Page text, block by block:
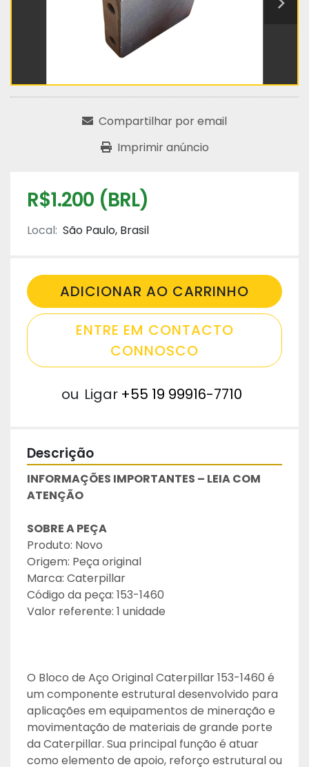
Compartilhar por email
Imprimir anúncio
R$1.200 (BRL)
Local: São Paulo, Brasil
ADICIONAR AO CARRINHO
ENTRE EM CONTACTO
CONNOSCO
ou Ligar +55 19 99916-7710
Descrição
INFORMAÇÕES IMPORTANTES – LEIA COM
ATENÇÃO
SOBRE A PEÇA
Produto: Novo
Origem: Peça original
Marca: Caterpillar
Código da peça: 153-1460
Valor referente: 1 unidade
O Bloco de Aço Original Caterpillar 153-1460 é
um componente estrutural desenvolvido para
aplicações em equipamentos de mineração e
movimentação de materiais de grande porte
da Caterpillar. Sua principal função é atuar
como elemento de apoio, reforço estrutural ou